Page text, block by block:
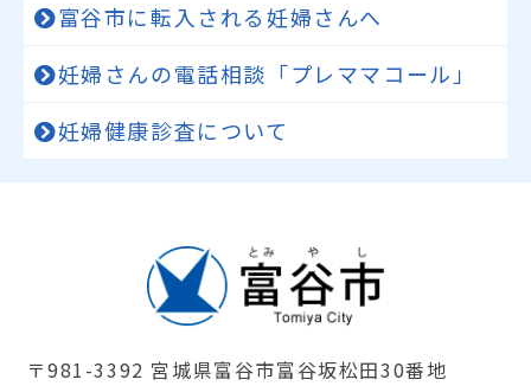
富谷市に転入される妊婦さんへ
妊婦さんの電話相談「プレママコール」
妊婦健康診査について
〒981-3392 宮城県富谷市富谷坂松田30番地